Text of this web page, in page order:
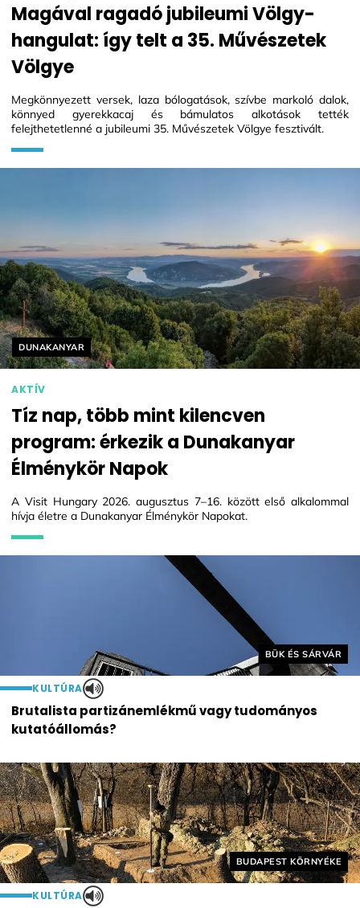
Magával ragadó jubileumi Völgy-
hangulat: így telt a 35. Művészetek
Völgye
Megkönnyezett versek, laza bólogatások, szívbe markoló dalok,
könnyed gyerekkacaj és bámulatos alkotások tették
felejthetetlenné a jubileumi 35. Művészetek Völgye fesztivált.
Helyszín címkék:
BÜK ÉS SÁRVÁR
KULTÚRA
Brutalista partizánemlékmű vagy tudományos
kutatóállomás?
Helyszín címkék:
DUNAKANYAR
AKTÍV
Tíz nap, több mint kilencven
program: érkezik a Dunakanyar
Élménykör Napok
A Visit Hungary 2026. augusztus 7–16. között első alkalommal
hívja életre a Dunakanyar Élménykör Napokat.
Helyszín címkék:
BUDAPEST KÖRNYÉKE
KULTÚRA